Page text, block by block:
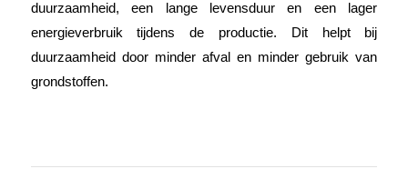
duurzaamheid, een lange levensduur en een lager
energieverbruik tijdens de productie. Dit helpt bij
duurzaamheid door minder afval en minder gebruik van
grondstoffen.